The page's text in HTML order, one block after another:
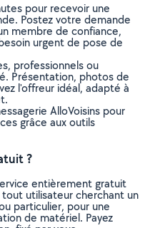
pour recevoir une
Postez votre demande
membre de confiance,
urgent de pose de
professionnels ou
Présentation, photos de
l'offreur idéal, adapté à
AlloVoisins pour
grâce aux outils
?
entièrement gratuit
utilisateur cherchant un
particulier, pour une
de matériel. Payez